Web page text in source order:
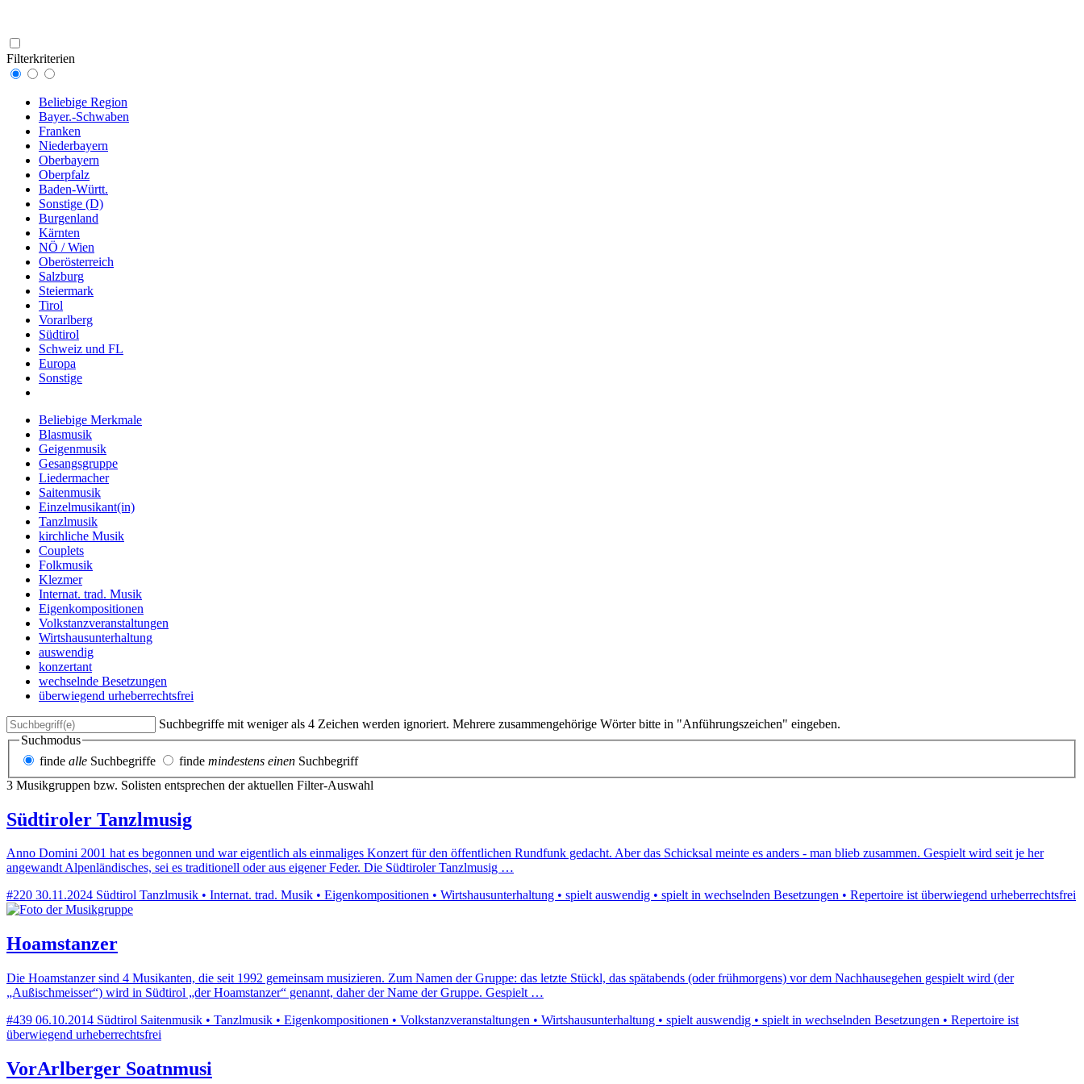
Filterkriterien
Beliebige Region
Bayer.-Schwaben
Franken
Niederbayern
Oberbayern
Oberpfalz
Baden-Württ.
Sonstige (D)
Burgenland
Kärnten
NÖ / Wien
Oberösterreich
Salzburg
Steiermark
Tirol
Vorarlberg
Südtirol
Schweiz und FL
Europa
Sonstige
Beliebige Merkmale
Blasmusik
Geigenmusik
Gesangsgruppe
Liedermacher
Saitenmusik
Einzelmusikant(in)
Tanzlmusik
kirchliche Musik
Couplets
Folkmusik
Klezmer
Internat. trad. Musik
Eigenkompositionen
Volkstanzveranstaltungen
Wirtshausunterhaltung
auswendig
konzertant
wechselnde Besetzungen
überwiegend urheberrechtsfrei
Suchbegriffe mit weniger als 4 Zeichen werden ignoriert. Mehrere zusammengehörige Wörter bitte in "Anführungszeichen" eingeben.
Suchmodus
finde alle Suchbegriffe finde mindestens einen Suchbegriff
3 Musikgruppen bzw. Solisten entsprechen der aktuellen Filter-Auswahl
Südtiroler Tanzlmusig
Anno Domini 2001 hat es begonnen und war eigentlich als einmaliges Konzert für den öffentlichen Rundfunk gedacht. Aber das Schicksal meinte es anders - man blieb zusammen. Gespielt wird seit je her
angewandt Alpenländisches, sei es traditionell oder aus eigener Feder. Die Südtiroler Tanzlmusig …
#220 30.11.2024 Südtirol Tanzlmusik • Internat. trad. Musik • Eigenkompositionen • Wirtshausunterhaltung • spielt auswendig • spielt in wechselnden Besetzungen • Repertoire ist überwiegend urheberrechtsfrei
Hoamstanzer
Die Hoamstanzer sind 4 Musikanten, die seit 1992 gemeinsam musizieren. Zum Namen der Gruppe: das letzte Stückl, das spätabends (oder frühmorgens) vor dem Nachhausegehen gespielt wird (der
„Außischmeisser“) wird in Südtirol „der Hoamstanzer“ genannt, daher der Name der Gruppe. Gespielt …
#439 06.10.2014 Südtirol Saitenmusik • Tanzlmusik • Eigenkompositionen • Volkstanzveranstaltungen • Wirtshausunterhaltung • spielt auswendig • spielt in wechselnden Besetzungen • Repertoire ist
überwiegend urheberrechtsfrei
VorArlberger Soatnmusi